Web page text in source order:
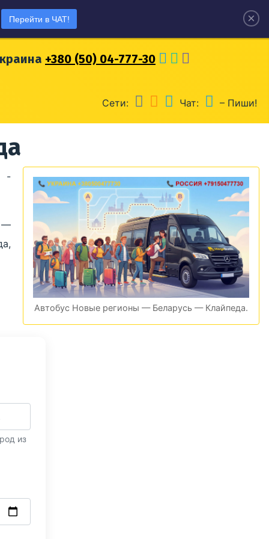
+7 (915) 04-777-30
+380 (50) 04-777-30
Сети: Чат: – Пиши!
Автобус Новые регионы — Беларусь — Клайпеда.
-
—
из
×
Перейти в ЧАТ!